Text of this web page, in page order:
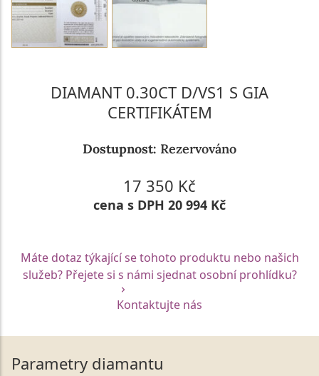
DIAMANT 0.30CT D/VS1 S GIA
CERTIFIKÁTEM
Dostupnost: Rezervováno
17 350 Kč
cena s DPH 20 994 Kč
Máte dotaz týkající se tohoto produktu nebo našich
služeb? Přejete si s námi sjednat osobní prohlídku?
Kontaktujte nás
Parametry diamantu